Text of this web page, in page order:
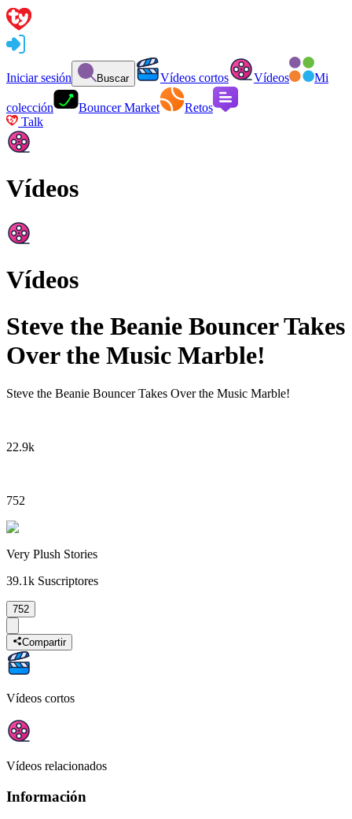
Iniciar sesión Buscar Vídeos cortos Vídeos Mi
colección Bouncer Market
Retos
Talk
Vídeos
Vídeos
Steve the Beanie Bouncer Takes
Over the Music Marble!
Steve the Beanie Bouncer Takes Over the Music Marble!
22.9k
752
Very Plush Stories
39.1k Suscriptores
752
Compartir
Vídeos cortos
Vídeos relacionados
Información